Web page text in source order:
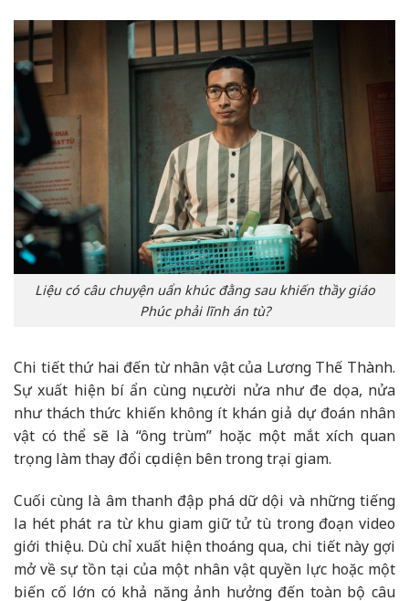
Liệu có câu chuyện uẩn khúc đằng sau khiến thầy giáo
Phúc phải lĩnh án tù?
Chi tiết thứ hai đến từ nhân vật của Lương Thế Thành.
Sự xuất hiện bí ẩn cùng nụ cười nửa như đe dọa, nửa
như thách thức khiến không ít khán giả dự đoán nhân
vật có thể sẽ là “ông trùm” hoặc một mắt xích quan
trọng làm thay đổi cục diện bên trong trại giam.
Cuối cùng là âm thanh đập phá dữ dội và những tiếng
la hét phát ra từ khu giam giữ tử tù trong đoạn video
giới thiệu. Dù chỉ xuất hiện thoáng qua, chi tiết này gợi
mở về sự tồn tại của một nhân vật quyền lực hoặc một
biến cố lớn có khả năng ảnh hưởng đến toàn bộ câu